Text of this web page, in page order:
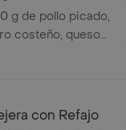
g de pollo picado,
costeño, queso
salsa Corral,
con Refajo